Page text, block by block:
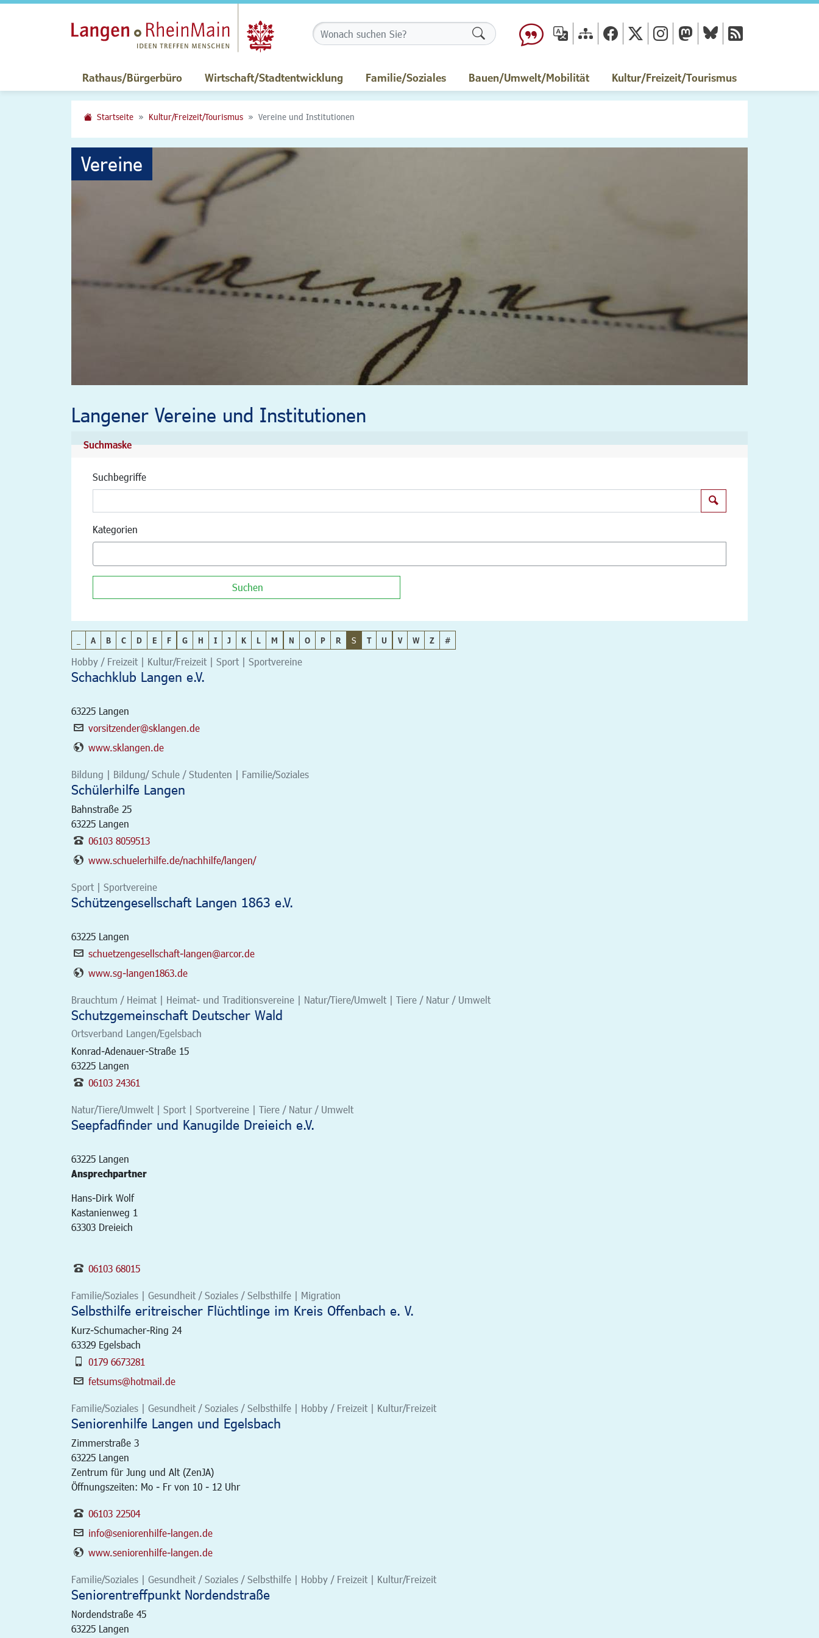
Formularschaltfläche
Rathaus/Bürgerbüro Wirtschaft/Stadtentwicklung Familie/Soziales Bauen/Umwelt/Mobilität Kultur/Freizeit/Tourismus
Startseite Kultur/Freizeit/Tourismus Vereine und Institutionen
Vereine
Langener Vereine und Institutionen
Suchmaske
Suchbegriffe
Kategorien
Suchen
A B C D E F G H I J K L M N O P R S T U V W Z #
Hobby / Freizeit | Kultur/Freizeit | Sport | Sportvereine
Schachklub Langen e.V.
63225 Langen
vorsitzender@sklangen.de
www.sklangen.de
Bildung | Bildung/ Schule / Studenten | Familie/Soziales
Schülerhilfe Langen
Bahnstraße 25
63225 Langen
06103 8059513
www.schuelerhilfe.de/nachhilfe/langen/
Sport | Sportvereine
Schützengesellschaft Langen 1863 e.V.
63225 Langen
schuetzengesellschaft-langen@arcor.de
www.sg-langen1863.de
Brauchtum / Heimat | Heimat- und Traditionsvereine | Natur/Tiere/Umwelt | Tiere / Natur / Umwelt
Schutzgemeinschaft Deutscher Wald
Ortsverband Langen/Egelsbach
Konrad-Adenauer-Straße 15
63225 Langen
06103 24361
Natur/Tiere/Umwelt | Sport | Sportvereine | Tiere / Natur / Umwelt
Seepfadfinder und Kanugilde Dreieich e.V.
63225 Langen
Ansprechpartner
Hans-Dirk Wolf
Kastanienweg 1
63303 Dreieich
06103 68015
Familie/Soziales | Gesundheit / Soziales / Selbsthilfe | Migration
Selbsthilfe eritreischer Flüchtlinge im Kreis Offenbach e. V.
Kurz-Schumacher-Ring 24
63329 Egelsbach
0179 6673281
fetsums@hotmail.de
Familie/Soziales | Gesundheit / Soziales / Selbsthilfe | Hobby / Freizeit | Kultur/Freizeit
Seniorenhilfe Langen und Egelsbach
Zimmerstraße 3
63225 Langen
Zentrum für Jung und Alt (ZenJA)
Öffnungszeiten: Mo - Fr von 10 - 12 Uhr
06103 22504
info@seniorenhilfe-langen.de
www.seniorenhilfe-langen.de
Familie/Soziales | Gesundheit / Soziales / Selbsthilfe | Hobby / Freizeit | Kultur/Freizeit
Seniorentreffpunkt Nordendstraße
Nordendstraße 45
63225 Langen